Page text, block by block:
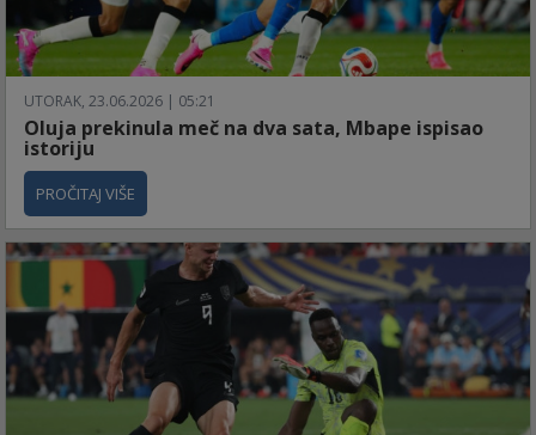
UTORAK, 23.06.2026 | 05:21
Oluja prekinula meč na dva sata, Mbape ispisao
istoriju
PROČITAJ VIŠE